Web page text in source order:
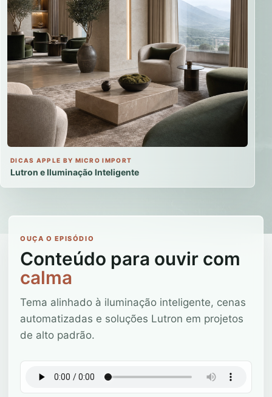
DICAS APPLE BY MICRO IMPORT
Lutron e Iluminação Inteligente
OUÇA O EPISÓDIO
Conteúdo para ouvir com
calma
Tema alinhado à iluminação inteligente, cenas
automatizadas e soluções Lutron em projetos
de alto padrão.